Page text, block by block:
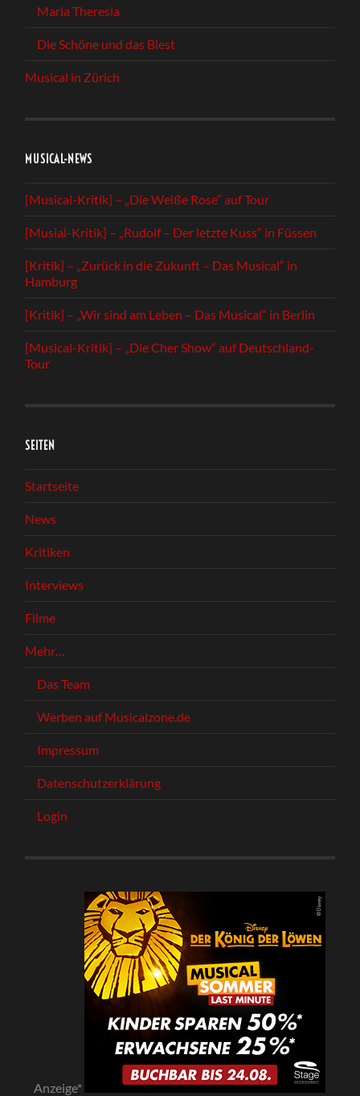
Maria Theresia
Die Schöne und das Biest
Musical in Zürich
MUSICAL-NEWS
[Musical-Kritik] – „Die Weiße Rose“ auf Tour
[Musial-Kritik] – „Rudolf – Der letzte Kuss“ in Füssen
[Kritik] – „Zurück in die Zukunft – Das Musical“ in
Hamburg
[Kritik] – „Wir sind am Leben – Das Musical“ in Berlin
[Musical-Kritik] – „Die Cher Show“ auf Deutschland-
Tour
SEITEN
Startseite
News
Kritiken
Interviews
Filme
Mehr…
Das Team
Werben auf Musicalzone.de
Impressum
Datenschutzerklärung
Login
Anzeige*